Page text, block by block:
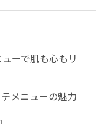
ーで肌も心もリ
メニューの魅力
ステケアの選び